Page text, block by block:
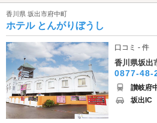
香川県 坂出市府中町
ホテル とんがりぼうし
口コミ - 件
香川県坂出
0877-48-
讃岐府
坂出IC